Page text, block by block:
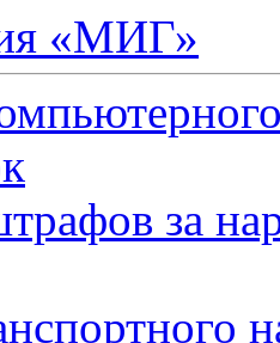
«МИГ»
за